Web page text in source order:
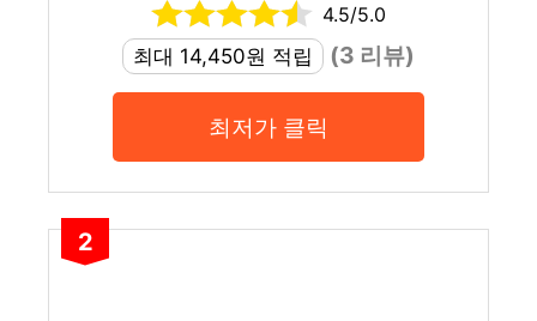
4.5/5.0
최대 14,450원 적립
(3 리뷰)
최저가 클릭
2